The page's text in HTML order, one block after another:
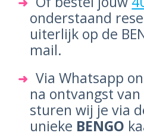
onderstaand
uiterlijk op de
mail.
Via Whatsapp
na ontvangst
sturen wij je via
unieke BENGO